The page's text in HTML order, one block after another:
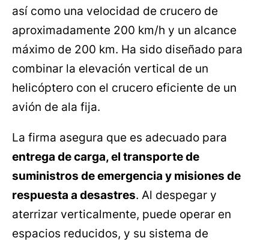
así como una velocidad de crucero de
aproximadamente 200 km/h y un alcance
máximo de 200 km. Ha sido diseñado para
combinar la elevación vertical de un
helicóptero con el crucero eficiente de un
avión de ala fija.
La firma asegura que es adecuado para
entrega de carga, el transporte de
suministros de emergencia y misiones de
respuesta a desastres. Al despegar y
aterrizar verticalmente, puede operar en
espacios reducidos, y su sistema de